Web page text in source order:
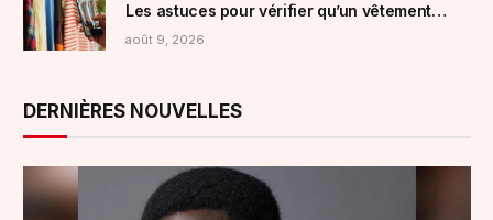
Les astuces pour vérifier qu’un vêtement
vendu sur Vinted n’est pas un article de fast
août 9, 2026
DERNIÈRES NOUVELLES